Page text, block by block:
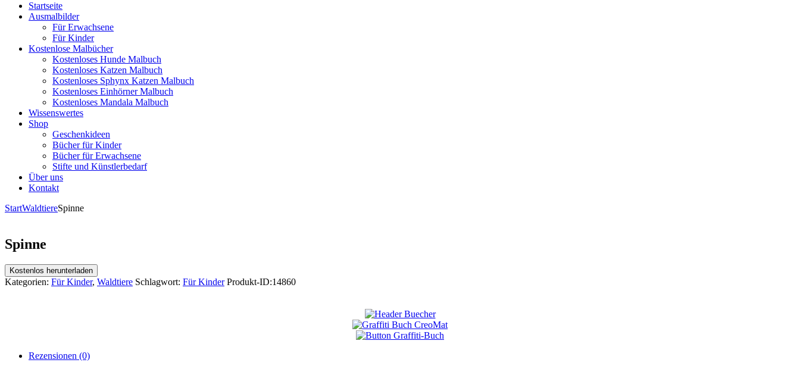
Startseite
Ausmalbilder
Für Erwachsene
Für Kinder
Kostenlose Malbücher
Kostenloses Hunde Malbuch
Kostenloses Katzen Malbuch
Kostenloses Sphynx Katzen Malbuch
Kostenloses Einhörner Malbuch
Kostenloses Mandala Malbuch
Wissenswertes
Shop
Geschenkideen
Bücher für Kinder
Bücher für Erwachsene
Stifte und Künstlerbedarf
Über uns
Kontakt
StartWaldtiereSpinne
Spinne
Kostenlos herunterladen
Kategorien: Für Kinder, Waldtiere Schlagwort: Für Kinder Produkt-ID:14860
Rezensionen (0)